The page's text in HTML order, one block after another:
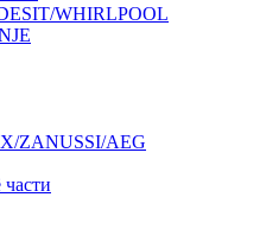
WHIRLPOOL
ZANUSSI/AEG